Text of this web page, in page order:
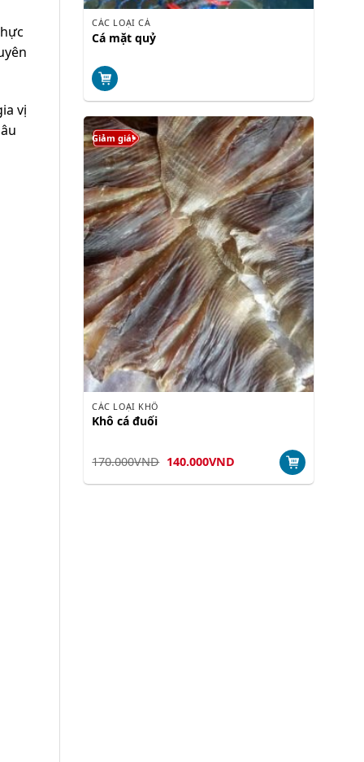
vị
CÁC LOẠI CÁ
Cá mặt quỷ
Giảm giá!
CÁC LOẠI KHÔ
Khô cá đuối
170.000VND Giá
là:
140.000VNDGiá
tại